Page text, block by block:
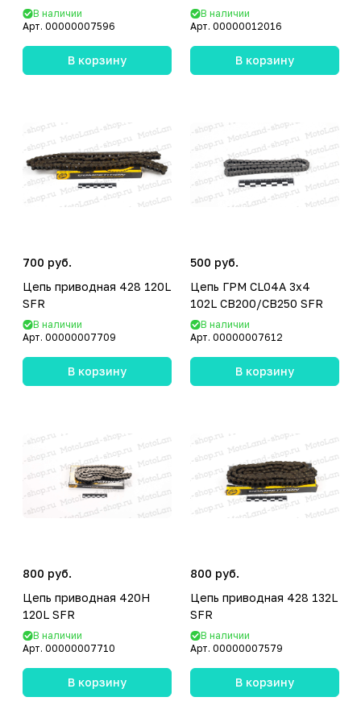
В наличии
Арт. 00000007596
В корзину
В наличии
Арт. 00000012016
В корзину
700 руб.
Цепь приводная 428 120L
SFR
В наличии
Арт. 00000007709
В корзину
500 руб.
Цепь ГРМ CL04A 3х4
102L CB200/CB250 SFR
В наличии
Арт. 00000007612
В корзину
800 руб.
Цепь приводная 420H
120L SFR
В наличии
Арт. 00000007710
В корзину
800 руб.
Цепь приводная 428 132L
SFR
В наличии
Арт. 00000007579
В корзину